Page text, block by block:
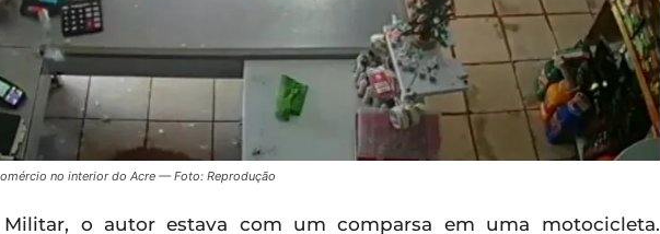
no interior do Acre — Foto: Reprodução
o autor estava com um comparsa em uma motocicleta.